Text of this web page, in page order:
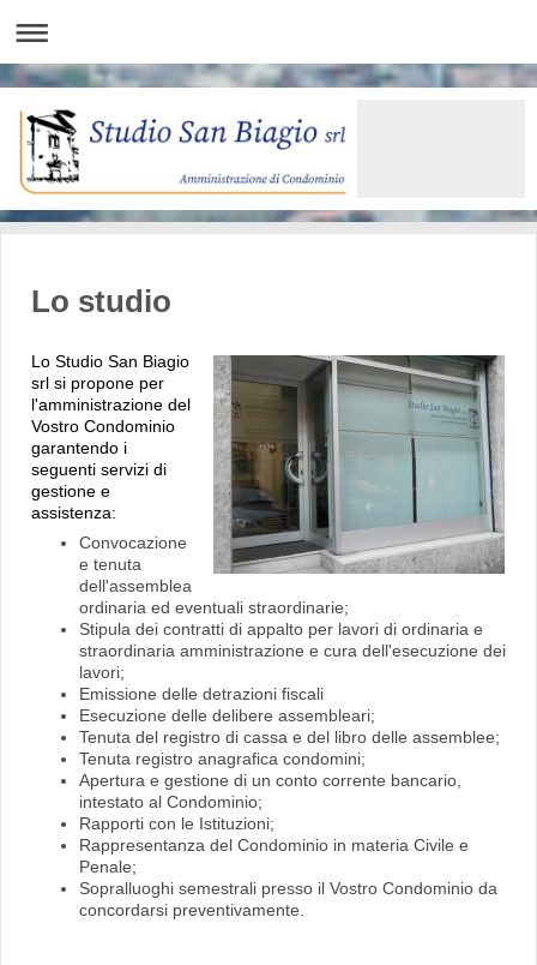
Lo studio
Lo Studio San Biagio
srl si propone per
l'amministrazione del
Vostro Condominio
garantendo i
seguenti servizi di
gestione e
assistenza:
Convocazione
e tenuta
dell'assemblea
ordinaria ed eventuali straordinarie;
Stipula dei contratti di appalto per lavori di ordinaria e
straordinaria amministrazione e cura dell'esecuzione dei
lavori;
Emissione delle detrazioni fiscali
Esecuzione delle delibere assembleari;
Tenuta del registro di cassa e del libro delle assemblee;
Tenuta registro anagrafica condomini;
Apertura e gestione di un conto corrente bancario,
intestato al Condominio;
Rapporti con le Istituzioni;
Rappresentanza del Condominio in materia Civile e
Penale;
Sopralluoghi semestrali presso il Vostro Condominio da
concordarsi preventivamente.